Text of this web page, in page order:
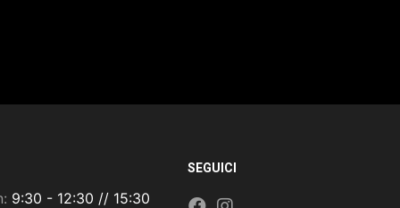
9:30 - 12:30 // 15:30
SEGUICI